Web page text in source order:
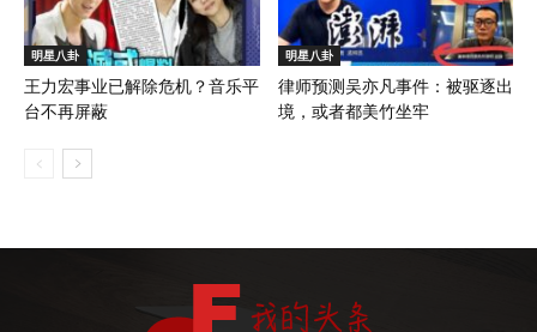
明星八卦
王力宏事业已解除危机？音乐平
台不再屏蔽
明星八卦
律师预测吴亦凡事件：被驱逐出
境，或者都美竹坐牢